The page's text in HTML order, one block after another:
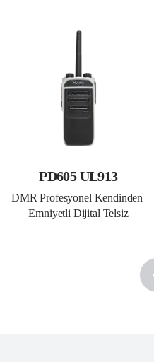
PD605 UL913
DMR Profesyonel Kendinden
Emniyetli Dijital Telsiz